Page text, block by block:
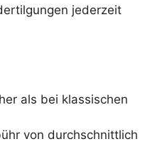
jederzeit
als bei klassischen
von durchschnittlich